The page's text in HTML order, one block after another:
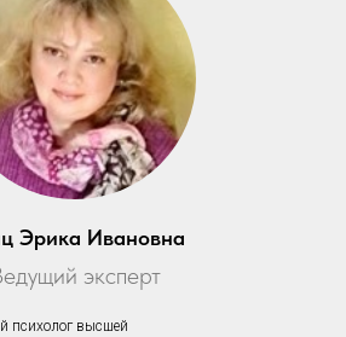
Эрика Ивановна
эксперт
психолог высшей